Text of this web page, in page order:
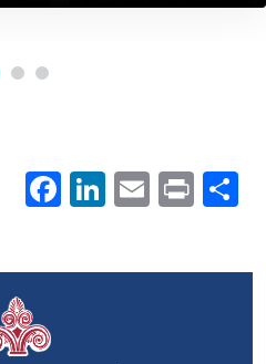
Facebook
LinkedIn
EmailPrint